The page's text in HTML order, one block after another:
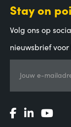
Stay on
Volg ons op
nieuwsbrief
Jouw e-